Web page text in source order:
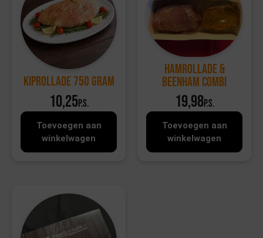
Kiprollade 750 gram
10,25p.s.
Toevoegen aan
winkelwagen
Hamrollade &
Beenham Combi
19,98p.s.
Toevoegen aan
winkelwagen